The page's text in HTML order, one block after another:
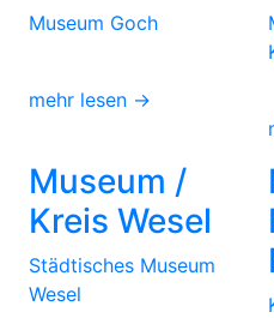
Museum Goch
mehr lesen →
Museum /
Kreis Wesel
Städtisches Museum
Wesel